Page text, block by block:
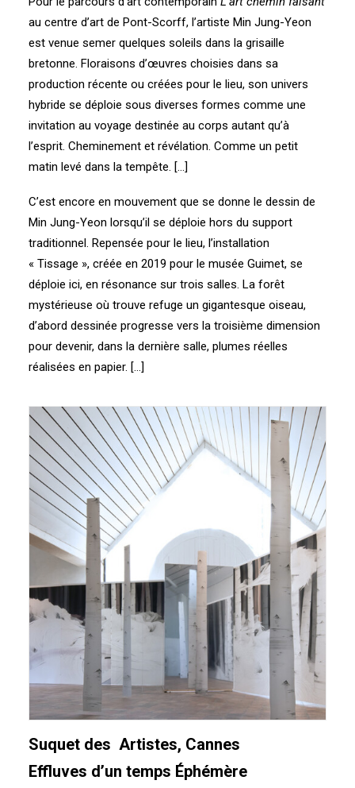
au centre d’art de Pont-Scorff, l’artiste Min Jung-Yeon
est venue semer quelques soleils dans la grisaille
bretonne. Floraisons d’œuvres choisies dans sa
production récente ou créées pour le lieu, son univers
hybride se déploie sous diverses formes comme une
invitation au voyage destinée au corps autant qu’à
l’esprit. Cheminement et révélation. Comme un petit
matin levé dans la tempête. […]
C’est encore en mouvement que se donne le dessin de
Min Jung-Yeon lorsqu’il se déploie hors du support
traditionnel. Repensée pour le lieu, l’installation
« Tissage », créée en 2019 pour le musée Guimet, se
déploie ici, en résonance sur trois salles. La forêt
mystérieuse où trouve refuge un gigantesque oiseau,
d’abord dessinée progresse vers la troisième dimension
pour devenir, dans la dernière salle, plumes réelles
réalisées en papier. […]
Suquet des Artistes, Cannes
Effluves d’un temps Éphémère